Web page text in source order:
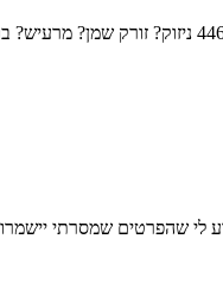
שמסרתי יישמרו ויעובדו